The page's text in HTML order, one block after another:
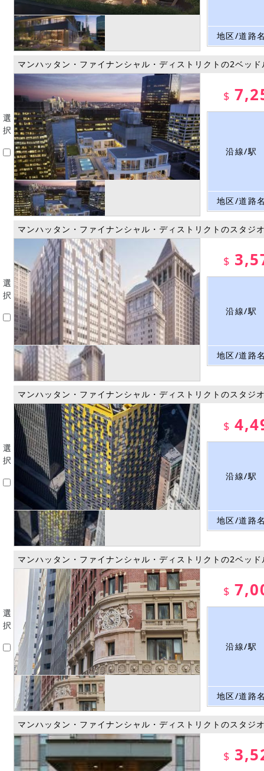
地区/道路
選
択
マンハッタン・ファイナンシャル・ディストリクトの2ベッ
$
沿線/駅
地区/道路
選
択
マンハッタン・ファイナンシャル・ディストリクトのスタジ
$
沿線/駅
地区/道路
選
択
マンハッタン・ファイナンシャル・ディストリクトのスタジ
$
沿線/駅
地区/道路
選
択
マンハッタン・ファイナンシャル・ディストリクトの2ベッ
$
沿線/駅
地区/道路
マンハッタン・ファイナンシャル・ディストリクトのスタジ
$